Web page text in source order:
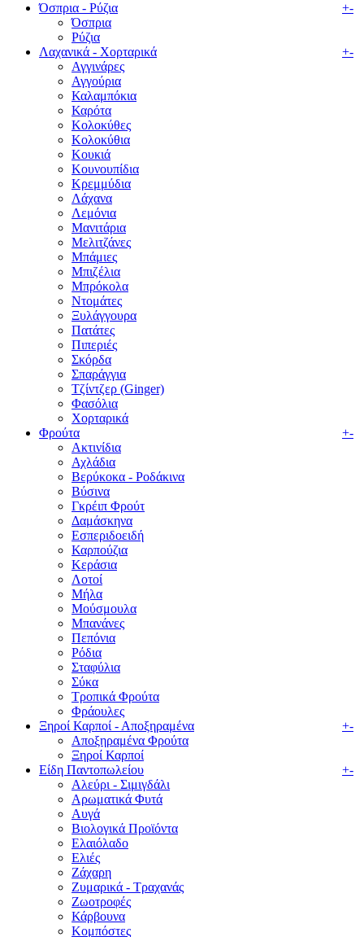
Όσπρια - Ρύζια
+-
Όσπρια
Ρύζια
Λαχανικά - Χορταρικά
+-
Αγγινάρες
Αγγούρια
Καλαμπόκια
Καρότα
Κολοκύθες
Κολοκύθια
Κουκιά
Κουνουπίδια
Κρεμμύδια
Λάχανα
Λεμόνια
Μανιτάρια
Μελιτζάνες
Μπάμιες
Μπιζέλια
Μπρόκολα
Ντομάτες
Ξυλάγγουρα
Πατάτες
Πιπεριές
Σκόρδα
Σπαράγγια
Τζίντζερ (Ginger)
Φασόλια
Χορταρικά
Φρούτα
+-
Ακτινίδια
Αχλάδια
Βερύκοκα - Ροδάκινα
Βύσινα
Γκρέιπ Φρούτ
Δαμάσκηνα
Εσπεριδοειδή
Καρπούζια
Κεράσια
Λοτοί
Μήλα
Μούσμουλα
Μπανάνες
Πεπόνια
Ρόδια
Σταφύλια
Σύκα
Τροπικά Φρούτα
Φράουλες
Ξηροί Καρποί - Αποξηραμένα
+-
Αποξηραμένα Φρούτα
Ξηροί Καρποί
Είδη Παντοπωλείου
+-
Αλεύρι - Σιμιγδάλι
Αρωματικά Φυτά
Αυγά
Βιολογικά Προϊόντα
Ελαιόλαδο
Ελιές
Ζάχαρη
Ζυμαρικά - Τραχανάς
Ζωοτροφές
Κάρβουνα
Κομπόστες